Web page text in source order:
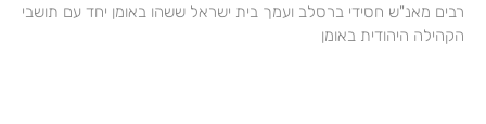
רבים מאנ"ש חסידי ברסלב ועמך בית ישראל ששהו באומן יחד עם תושבי
הקהילה היהודית באומן